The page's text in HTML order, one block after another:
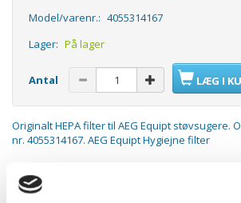
Model/varenr.: 4055314167
Lager: På lager
Antal LÆG I
Originalt HEPA filter til AEG Equipt støvsugere.
nr. 4055314167. AEG Equipt Hygiejne filter
Passer til: